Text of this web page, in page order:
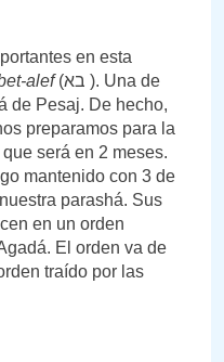
en esta
alef(בא ). Una de
de Pesaj. De hecho,
preparamos para la
será en 2 meses.
mantenido con 3 de
parashá. Sus
en un orden
El orden va de
traído por las